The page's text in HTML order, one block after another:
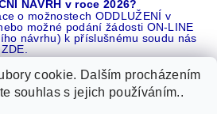
NÁVRH v roce 2026?
o možnostech ODDLUŽENÍ v
možné podání žádosti ON-LINE
návrhu) k příslušnému soudu nás
cookie. Dalším procházením
souhlas s jejich používáním..